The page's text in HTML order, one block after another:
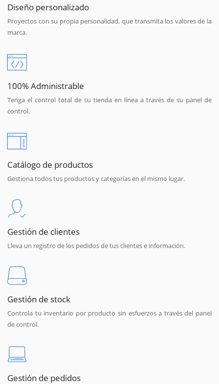
Diseño personalizado
Proyectos con su propia personalidad, que transmita los valores de la
marca.
100% Administrable
Tenga el control total de su tienda en línea a través de su panel de
control.
Catálogo de productos
Gestiona todos tus productos y categorías en el mismo lugar.
Gestión de clientes
Lleva un registro de los pedidos de tus clientes e información.
Gestión de stock
Controla tu inventario por producto sin esfuerzos a través del panel
de control.
Gestión de pedidos